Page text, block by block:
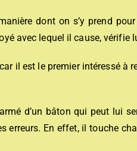
dont on s’y prend
avec lequel il cause, vérifie
il est le premier intéressé à
d’un bâton qui peut lui
erreurs. En effet, il touche